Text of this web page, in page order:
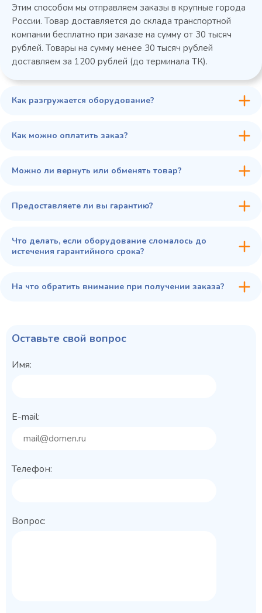
45 900 ₽
Этим способом мы отправляем заказы в крупные города
России. Товар доставляется до склада транспортной
компании бесплатно при заказе на сумму от 30 тысяч
рублей. Товары на сумму менее 30 тысяч рублей
доставляем за 1200 рублей (до терминала ТК).
Как разгружается оборудование?
Как можно оплатить заказ?
Можно ли вернуть или обменять товар?
Предоставляете ли вы гарантию?
Что делать, если оборудование сломалось до
истечения гарантийного срока?
На что обратить внимание при получении заказа?
Оставьте свой вопрос
Имя:
E-mail:
Телефон:
Вопрос: